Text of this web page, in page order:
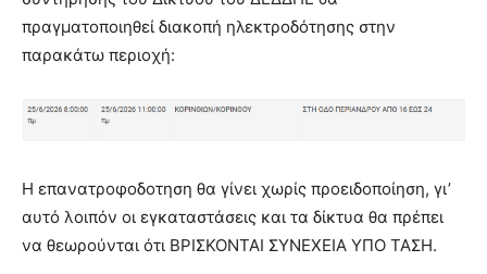
πραγματοποιηθεί διακοπή ηλεκτροδότησης στην
παρακάτω περιοχή:
Η επανατροφοδοτηση θα γίνει χωρίς προειδοποίηση, γι’
αυτό λοιπόν οι εγκαταστάσεις και τα δίκτυα θα πρέπει
να θεωρούνται ότι ΒΡΙΣΚΟΝΤΑΙ ΣΥΝΕΧΕΙΑ ΥΠΟ ΤΑΣΗ.